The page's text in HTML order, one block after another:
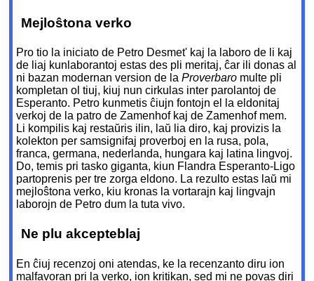
Mejloŝtona verko
Pro tio la iniciato de Petro Desmet' kaj la laboro de li kaj
de liaj kunlaborantoj estas des pli meritaj, ĉar ili donas al
ni bazan modernan version de laProverbaro multe pli
kompletan ol tiuj, kiuj nun cirkulas inter parolantoj de
Esperanto. Petro kunmetis ĉiujn fontojn el la eldonitaj
verkoj de la patro de Zamenhof kaj de Zamenhof mem.
Li kompilis kaj restaŭris ilin, laŭ lia diro, kaj provizis la
kolekton per samsignifaj proverboj en la rusa, pola,
franca, germana, nederlanda, hungara kaj latina lingvoj.
Do, temis pri tasko giganta, kiun Flandra Esperanto-Ligo
partoprenis per tre zorga eldono. La rezulto estas laŭ mi
mejloŝtona verko, kiu kronas la vortarajn kaj lingvajn
laborojn de Petro dum la tuta vivo.
Ne plu akcepteblaj
En ĉiuj recenzoj oni atendas, ke la recenzanto diru ion
malfavoran pri la verko, ion kritikan, sed mi ne povas diri